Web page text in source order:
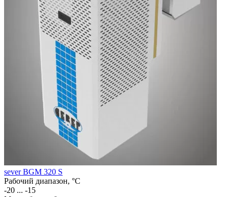
sever BGM 320 S
Рабочий диапазон, °C
-20 ... -15